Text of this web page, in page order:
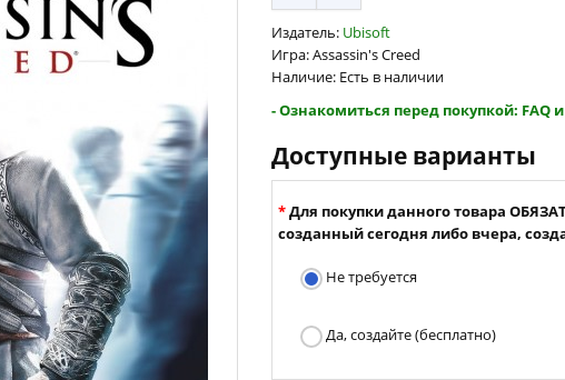
Издатель: Ubisoft
Игра: Assassin's Creed
Наличие: Есть в наличии
- Ознакомиться перед покупкой: FAQ
Доступные варианты
Для покупки данного товара
созданный сегодня либо вчера,
Не требуется
Да, создайте (бесплатно)